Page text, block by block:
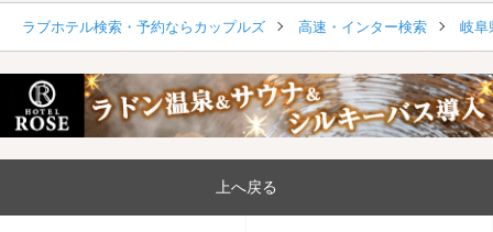
ラブホテル検索・予約ならカップルズ 高速・インター検索 岐阜
上へ戻る